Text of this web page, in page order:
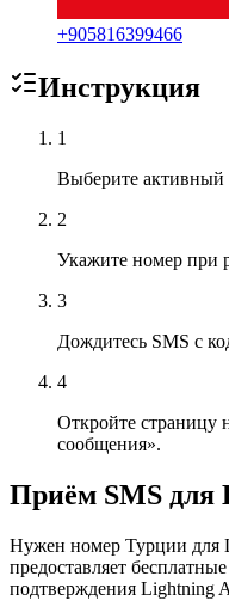
+905816399466
Инструкция
1
Выберите активный
2
Укажите номер при
3
Дождитесь SMS с
4
Откройте страницу
сообщения».
Приём SMS для
Нужен номер Турции для
предоставляет
подтверждения Lightning